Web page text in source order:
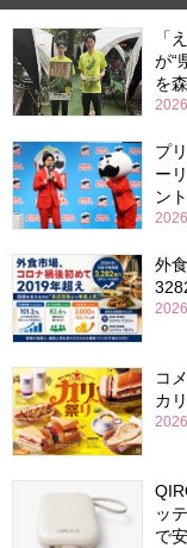
「
が“
を
プ
ー
ン
外
コ
カ
ッ
で